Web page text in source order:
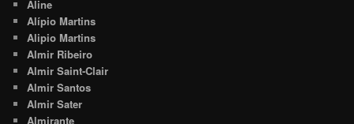
Aline
Alípio Martins
Alipio Martins
Almir Ribeiro
Almir Saint-Clair
Almir Santos
Almir Sater
Almirante